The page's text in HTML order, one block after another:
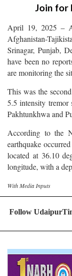
Join for
April 19, 2025 –
Afghanistan-
Srinagar, Punjab,
have been no
are monitoring the
This was the
5.5 intensity tremor
Pakhtunkhwa and
According to the
earthquake
located at 36.10
longitude, with a
With Media Inputs
Follow